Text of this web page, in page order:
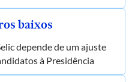
baixos
depende de um ajuste
à Presidência